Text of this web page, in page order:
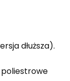
dłuższa).
poliestrowe